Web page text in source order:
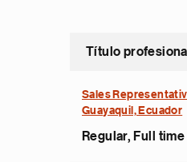
Título profesional
Sales
Guayaquil, Ecuador
Regular, Full time